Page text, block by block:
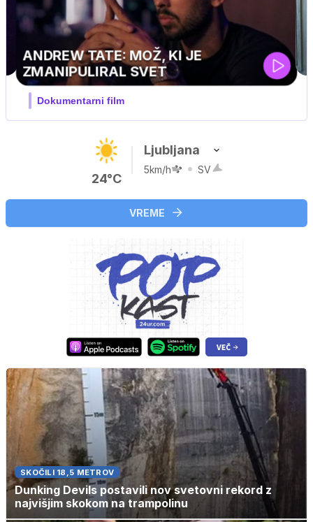
MOJ PRIJATELJ PINGVIN
Film meseca / družinski, pustolovski
24°C
Ljubljana
5km/h SV
VREME
SKOČILI 18,5 METROV
Dunking Devils postavili nov svetovni rekord z
najvišjim skokom na trampolinu